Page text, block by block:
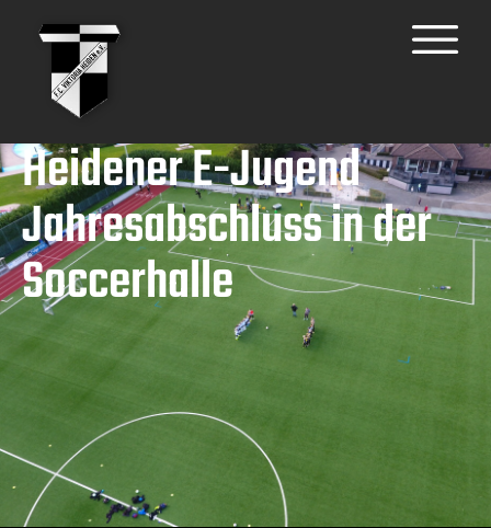
Heidener E-Jugend
Jahresabschluss in der
Soccerhalle